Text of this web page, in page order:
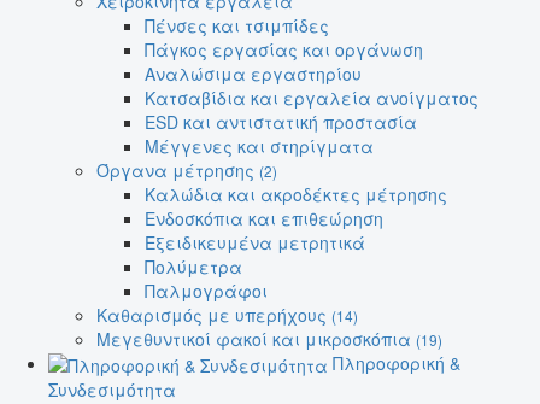
Πένσες και τσιμπίδες
Πάγκος εργασίας και οργάνωση
Αναλώσιμα εργαστηρίου
Κατσαβίδια και εργαλεία ανοίγματος
ESD και αντιστατική προστασία
Μέγγενες και στηρίγματα
Όργανα μέτρησης (2)
Καλώδια και ακροδέκτες μέτρησης
Ενδοσκόπια και επιθεώρηση
Εξειδικευμένα μετρητικά
Πολύμετρα
Παλμογράφοι
Καθαρισμός με υπερήχους (14)
Μεγεθυντικοί φακοί και μικροσκόπια (19)
Πληροφορική &
Συνδεσιμότητα